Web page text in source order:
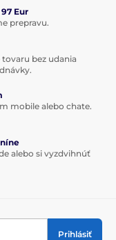
Eur
prepravu.
bez udania
mobile alebo chate.
alebo si vyzdvihnúť
Prihlásiť